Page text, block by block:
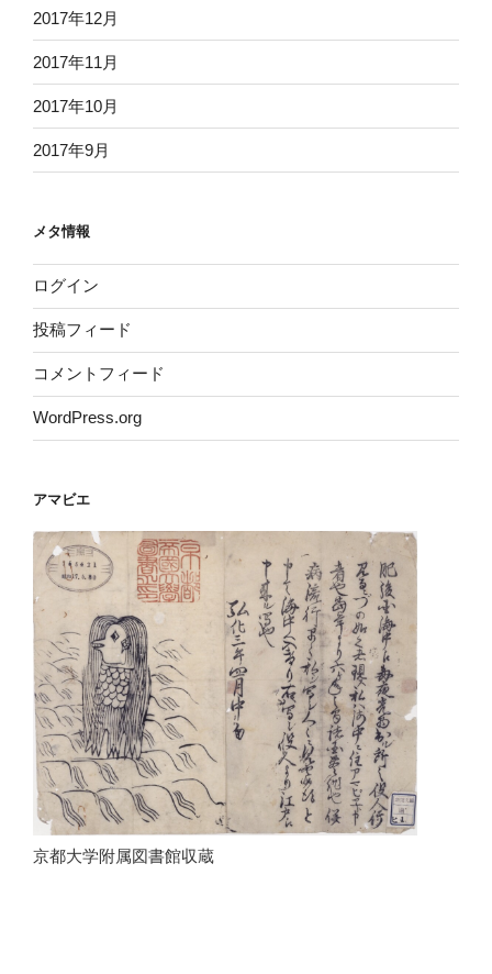
2017年12月
2017年11月
2017年10月
2017年9月
メタ情報
ログイン
投稿フィード
コメントフィード
WordPress.org
アマビエ
京都大学附属図書館収蔵